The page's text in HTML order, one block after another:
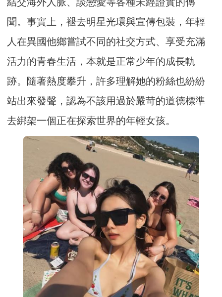
聞。事實上，褪去明星光環與宣傳包裝，年輕
人在異國他鄉嘗試不同的社交方式、享受充滿
活力的青春生活，本就是正常少年的成長軌
跡。隨著熱度攀升，許多理解她的粉絲也紛紛
站出來發聲，認為不該用過於嚴苛的道德標準
去綁架一個正在探索世界的年輕女孩。